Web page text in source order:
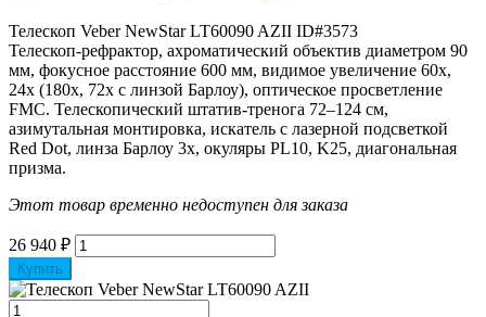
Телескоп Veber NewStar LT60090 AZII ID#3573
Телескоп-рефрактор, ахроматический объектив диаметром 90
мм, фокусное расстояние 600 мм, видимое увеличение 60х,
24х (180х, 72х с линзой Барлоу), оптическое просветление
FMC. Телескопический штатив-тренога 72–124 см,
азимутальная монтировка, искатель с лазерной подсветкой
Red Dot, линза Барлоу 3х, окуляры PL10, K25, диагональная
призма.
Этот товар временно недоступен для заказа
26 940 ₽
Купить